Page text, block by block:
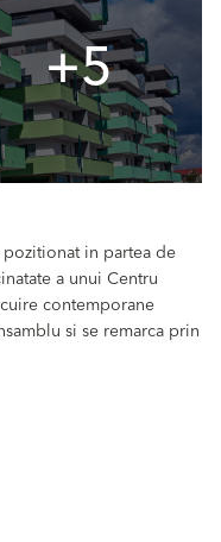
+5
in partea de
a unui Centru
contemporane
si se remarca prin